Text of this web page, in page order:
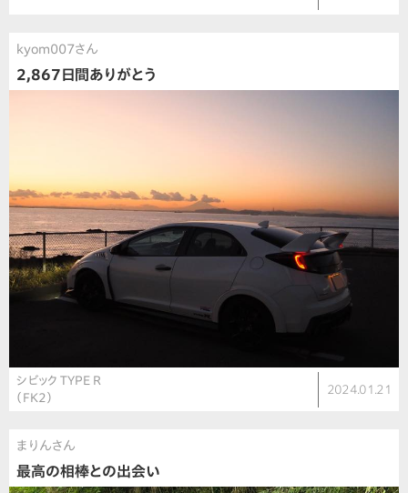
kyom007さん
2,867日間ありがとう
シビック TYPE R
（FK2）
2024.01.21
まりんさん
最高の相棒との出会い